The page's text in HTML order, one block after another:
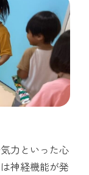
力といった心
神経機能が発